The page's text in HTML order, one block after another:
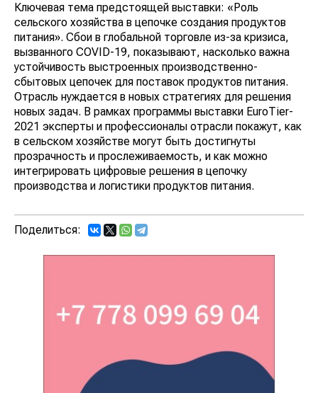
Ключевая тема предстоящей выставки: «Роль
сельского хозяйства в цепочке создания продуктов
питания». Сбои в глобальной торговле из-за кризиса,
вызванного COVID-19, показывают, насколько важна
устойчивость выстроенных производственно-
сбытовых цепочек для поставок продуктов питания.
Отрасль нуждается в новых стратегиях для решения
новых задач. В рамках программы выставки EuroTier-
2021 эксперты и профессионалы отрасли покажут, как
в сельском хозяйстве могут быть достигнуты
прозрачность и прослеживаемость, и как можно
интегрировать цифровые решения в цепочку
производства и логистики продуктов питания.
Поделиться: